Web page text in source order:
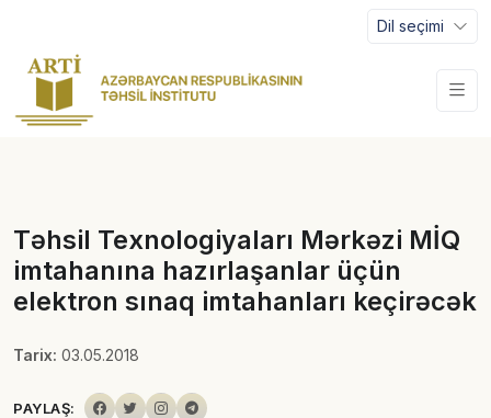
Dil seçimi
Təhsil Texnologiyaları Mərkəzi MİQ
imtahanına hazırlaşanlar üçün
elektron sınaq imtahanları keçirəcək
Tarix: 03.05.2018
PAYLAŞ: